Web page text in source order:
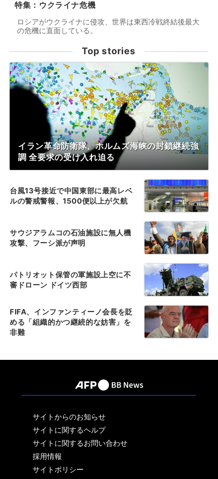
特集：ウクライナ危機
ロシアがウクライナに侵攻、世界は東西冷戦終結後最大
の危機に直面している。
Top stories
イラン革命防衛隊、ホルムズ海峡の封鎖継続強
調 全要求の受け入れ迫る
台風13号接近で中国東部に最高レベ
ルの警戒警報、1500便以上が欠航
サウジアラムコの石油施設に無人機
攻撃、フーシ派が声明
パトリオット保管の軍施設上空に不
審ドローン ドイツ西部
FIFA、インファンティーノ会長を貶
める「組織的かつ継続的な妨害」を
非難
サイトからのお知らせ
サイトに関するヘルプ
サイトに関するお問い合わせ
採用情報
サイトポリシー